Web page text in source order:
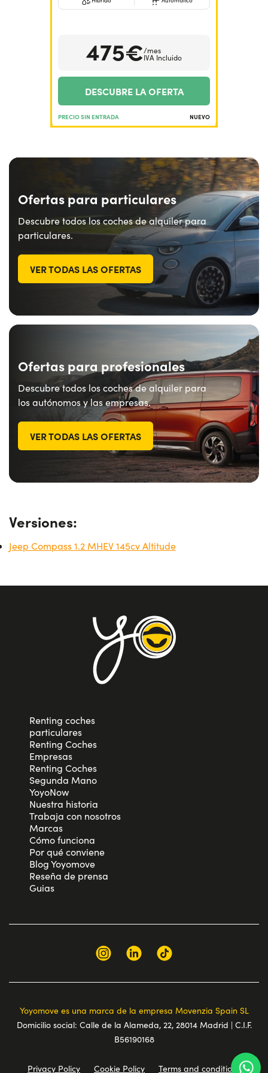
475€/mes
IVA Incluido
DESCUBRE LA OFERTA
PRECIO SIN ENTRADA NUEVO
Ofertas para particulares
Descubre todos los coches de alquiler para
particulares.
VER TODAS LAS OFERTAS
Ofertas para profesionales
Descubre todos los coches de alquiler para
los autónomos y las empresas.
VER TODAS LAS OFERTAS
Versiones:
Jeep Compass 1.2 MHEV 145cv Altitude
Renting coches
particulares
Renting Coches
Empresas
Renting Coches
Segunda Mano
YoyoNow
Nuestra historia
Trabaja con nosotros
Marcas
Cómo funciona
Por qué conviene
Blog Yoyomove
Reseña de prensa
Guias
Yoyomove es una marca de la empresa Movenzia Spain SL
Domicilio social: Calle de la Alameda, 22, 28014 Madrid | C.I.F.
B56190168
Privacy Policy Cookie Policy Terms and conditions